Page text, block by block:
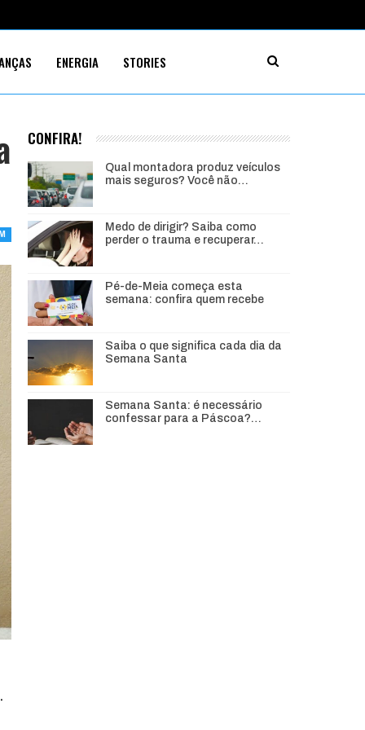
ENERGIA STORIES
CONFIRA!
Qual montadora produz veículos
mais seguros? Você não…
Medo de dirigir? Saiba como
perder o trauma e recuperar…
Pé-de-Meia começa esta
semana: confira quem recebe
Saiba o que significa cada dia da
Semana Santa
Semana Santa: é necessário
confessar para a Páscoa?…